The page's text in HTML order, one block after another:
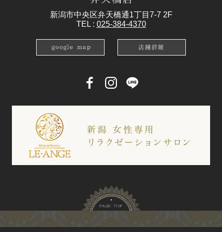
新潟市中央区弁天橋通1丁目7-7 2F
TEL : 025-384-4370